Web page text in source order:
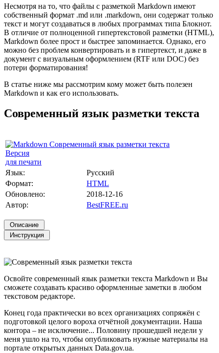
Несмотря на то, что файлы с разметкой Markdown имеют
собственный формат .md или .markdown, они содержат только
текст и могут создаваться в любых программах типа Блокнот.
В отличие от полноценной гипертекстовой разметки (HTML),
Markdown более прост и быстрее запоминается. Однако, его
можно без проблем конвертировать и в гипертекст, и даже в
документ с визуальным оформлением (RTF или DOC) без
потери форматирования!
В статье ниже мы рассмотрим кому может быть полезен
Markdown и как его использовать.
Современный язык разметки текста
Версия
для печати
Язык:
Русский
Формат:
HTML
Обновлено:
2018-12-16
Автор:
BestFREE.ru
Освойте современный язык разметки текста Markdown и Вы
сможете создавать красиво оформленные заметки в любом
текстовом редакторе.
Конец года практически во всех организациях сопряжён с
подготовкой целого вороха отчётной документации. Наша
контора – не исключение... Половину прошедшей недели у
меня ушло на то, чтобы опубликовать нужные материалы на
портале открытых данных Data.gov.ua.